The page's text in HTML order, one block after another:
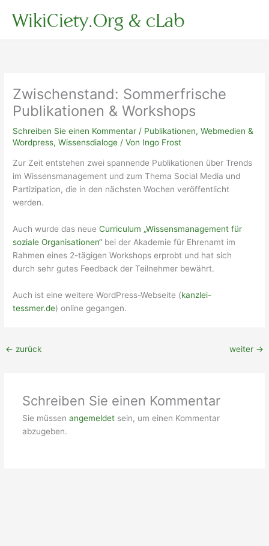
InhaltWikiCiety.Org & cLab
Zwischenstand: Sommerfrische
Publikationen & Workshops
Schreiben Sie einen Kommentar / Publikationen,Webmedien &
Wordpress,Wissensdialoge / Von Ingo Frost
Zur Zeit entstehen zwei spannende Publikationen über Trends
im Wissensmanagement und zum Thema Social Media und
Partizipation, die in den nächsten Wochen veröffentlicht
werden.
Auch wurde das neueCurriculum „Wissensmanagement für
soziale Organisationen“ bei der Akademie für Ehrenamt im
Rahmen eines 2-tägigen Workshops erprobt und hat sich
durch sehr gutes Feedback der Teilnehmer bewährt.
Auch ist eine weitere WordPress-Webseite (kanzlei-
tessmer.de) online gegangen.
← zurück weiter →
Schreiben Sie einen Kommentar
Sie müssen angemeldetsein, um einen Kommentar
abzugeben.